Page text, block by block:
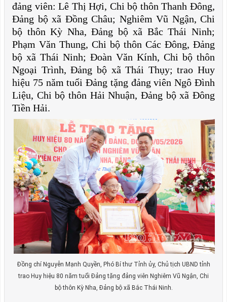
đảng viên: Lê Thị Hợi, Chi bộ thôn Thanh Đông,
Đảng bộ xã Đồng Châu; Nghiêm Vũ Ngận, Chi
bộ thôn Kỳ Nha, Đảng bộ xã Bắc Thái Ninh;
Phạm Văn Thung, Chi bộ thôn Các Đông, Đảng
bộ xã Thái Ninh; Đoàn Văn Kính, Chi bộ thôn
Ngoại Trình, Đảng bộ xã Thái Thụy; trao Huy
hiệu 75 năm tuổi Đảng tặng đảng viên Ngô Đình
Liệu, Chi bộ thôn Hải Nhuận, Đảng bộ xã Đông
Tiền Hải.
Đồng chí Nguyễn Mạnh Quyền, Phó Bí thư Tỉnh ủy, Chủ tịch UBND tỉnh
trao Huy hiệu 80 năm tuổi Đảng tặng đảng viên Nghiêm Vũ Ngận, Chi
bộ thôn Kỳ Nha, Đảng bộ xã Bắc Thái Ninh.